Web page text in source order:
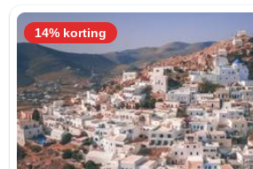
14% korting